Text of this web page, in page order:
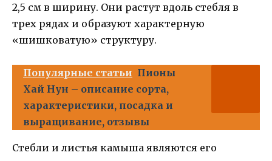
2,5 см в ширину. Они растут вдоль стебля в
трех рядах и образуют характерную
«шишковатую» структуру.
Популярные статьи Пионы
Хай Нун – описание сорта,
характеристики, посадка и
выращивание, отзывы
Стебли и листья камыша являются его